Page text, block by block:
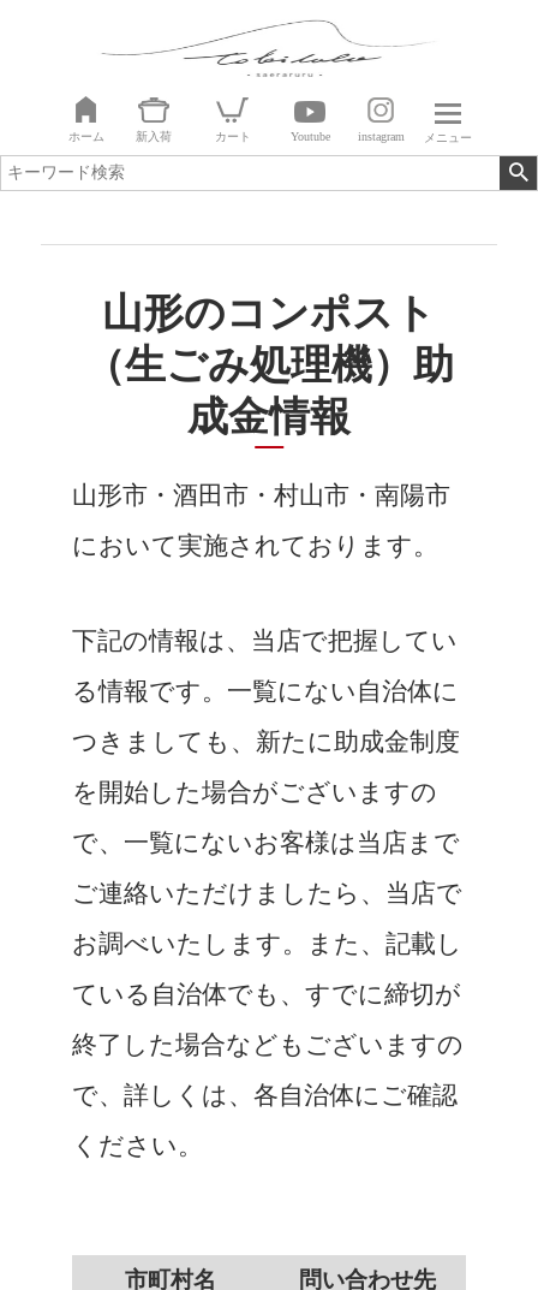
ホーム 新入荷 カート Youtube instagram メニュー
山形のコンポスト
（生ごみ処理機）助
成金情報
山形市・酒田市・村山市・南陽市
において実施されております。
下記の情報は、当店で把握してい
る情報です。一覧にない自治体に
つきましても、新たに助成金制度
を開始した場合がございますの
で、一覧にないお客様は当店まで
ご連絡いただけましたら、当店で
お調べいたします。また、記載し
ている自治体でも、すでに締切が
終了した場合などもございますの
で、詳しくは、各自治体にご確認
ください。
市町村名 問い合わせ先